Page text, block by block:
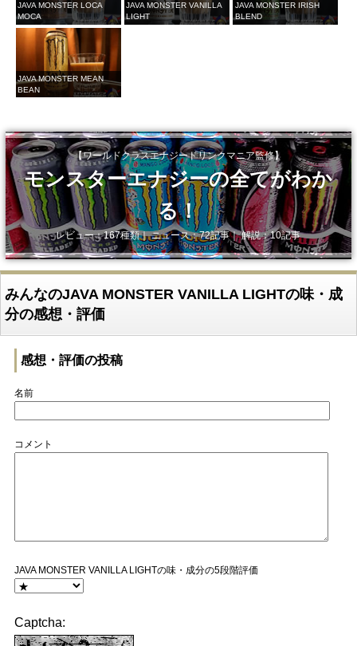
JAVA MONSTER LOCA
MOCA
JAVA MONSTER VANILLA
LIGHT
JAVA MONSTER IRISH
BLEND
JAVA MONSTER MEAN
BEAN
【ワールドクラスエナジードリンクマニア監修】
モンスターエナジーの全てがわか
る！
レビュー：167種類｜ ニュース：72記事｜ 解説：10記事
みんなのJAVA MONSTER VANILLA LIGHTの味・成
分の感想・評価
感想・評価の投稿
名前
コメント
JAVA MONSTER VANILLA LIGHTの味・成分の5段階評価
Captcha: